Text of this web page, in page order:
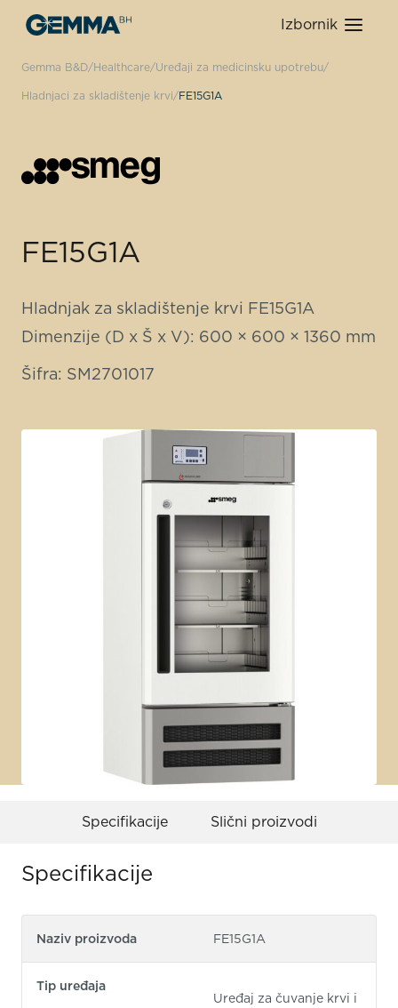
Izbornik
Gemma B&D Healthcare Uređaji za medicinsku upotrebu
Hladnjaci za skladištenje krvi FE15G1A
FE15G1A
Hladnjak za skladištenje krvi FE15G1A
Dimenzije (D x Š x V): 600 × 600 × 1360 mm
Šifra: SM2701017
Specifikacije Slični proizvodi
Specifikacije
Naziv proizvoda FE15G1A
Tip uređaja
Uređaj za čuvanje krvi i